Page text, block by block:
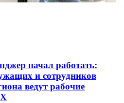
начал работать:
и сотрудников
ведут рабочие